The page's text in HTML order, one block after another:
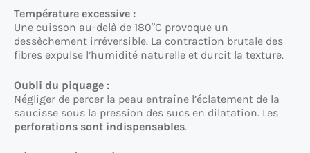
Température excessive :
Une cuisson au-delà de 180°C provoque un
dessèchement irréversible. La contraction brutale des
fibres expulse l’humidité naturelle et durcit la texture.
Oubli du piquage :
Négliger de percer la peau entraîne l’éclatement de la
saucisse sous la pression des sucs en dilatation. Les
perforations sont indispensables.